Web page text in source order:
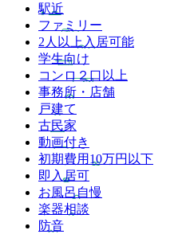
駅近
ファミリー
2人以上入居可能
学生向け
コンロ２口以上
事務所・店舗
戸建て
古民家
動画付き
初期費用10万円以下
即入居可
お風呂自慢
楽器相談
防音